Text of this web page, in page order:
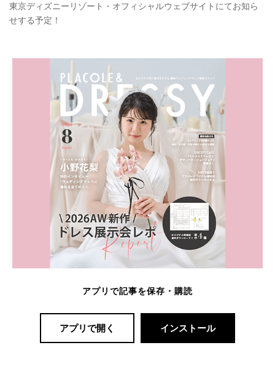
東京ディズニーリゾート・オフィシャルウェブサイトにてお知ら
せする予定！
アプリで記事を保存・購読
アプリで開く インストール